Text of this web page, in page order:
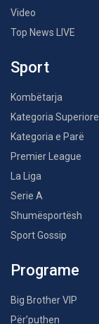
Video
Top News LIVE
Sport
Kombëtarja
Kategoria Superiore
Kategoria e Parë
Premier League
La Liga
Serie A
Shumësportësh
Sport Gossip
Programe
Big Brother VIP
Për’puthen